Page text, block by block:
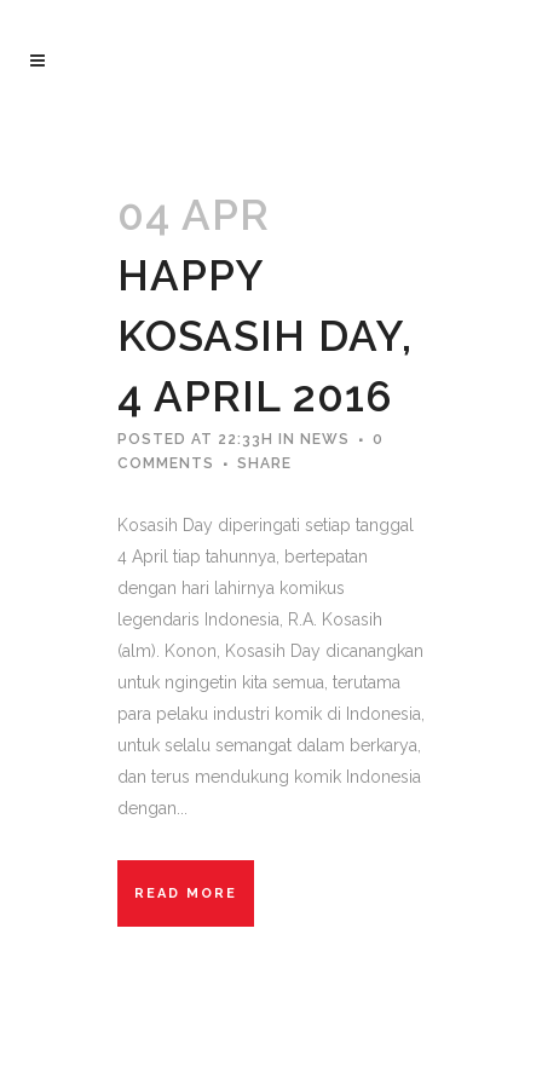
04 APR
HAPPY
KOSASIH DAY,
4 APRIL 2016
POSTED AT 22:33H IN NEWS
0
COMMENTS
SHARE
Kosasih Day diperingati setiap tanggal
4 April tiap tahunnya, bertepatan
dengan hari lahirnya komikus
legendaris Indonesia, R.A. Kosasih
(alm). Konon, Kosasih Day dicanangkan
untuk ngingetin kita semua, terutama
para pelaku industri komik di Indonesia,
untuk selalu semangat dalam berkarya,
dan terus mendukung komik Indonesia
dengan...
READ MORE